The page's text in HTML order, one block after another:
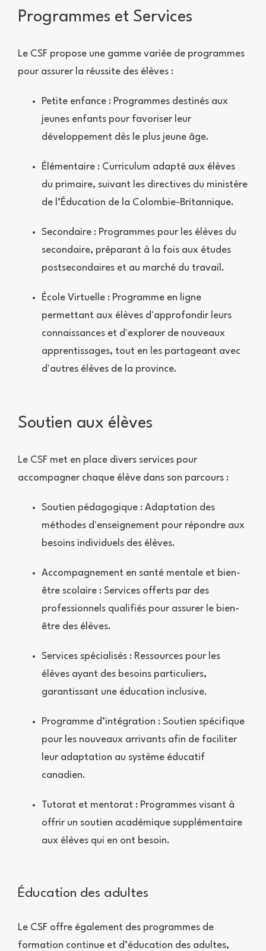
Programmes et Services
Le CSF propose une gamme variée de programmes
pour assurer la réussite des élèves :
Petite enfance : Programmes destinés aux
jeunes enfants pour favoriser leur
développement dès le plus jeune âge.
Élémentaire : Curriculum adapté aux élèves
du primaire, suivant les directives du ministère
de l’Éducation de la Colombie-Britannique.
Secondaire : Programmes pour les élèves du
secondaire, préparant à la fois aux études
postsecondaires et au marché du travail.
École Virtuelle : Programme en ligne
permettant aux élèves d'approfondir leurs
connaissances et d'explorer de nouveaux
apprentissages, tout en les partageant avec
d'autres élèves de la province.
Soutien aux élèves
Le CSF met en place divers services pour
accompagner chaque élève dans son parcours :
Soutien pédagogique : Adaptation des
méthodes d'enseignement pour répondre aux
besoins individuels des élèves.
Accompagnement en santé mentale et bien-
être scolaire : Services offerts par des
professionnels qualifiés pour assurer le bien-
être des élèves.
Services spécialisés : Ressources pour les
élèves ayant des besoins particuliers,
garantissant une éducation inclusive.
Programme d’intégration : Soutien spécifique
pour les nouveaux arrivants afin de faciliter
leur adaptation au système éducatif
canadien.
Tutorat et mentorat : Programmes visant à
offrir un soutien académique supplémentaire
aux élèves qui en ont besoin.
Éducation des adultes
Le CSF offre également des programmes de
formation continue et d’éducation des adultes,